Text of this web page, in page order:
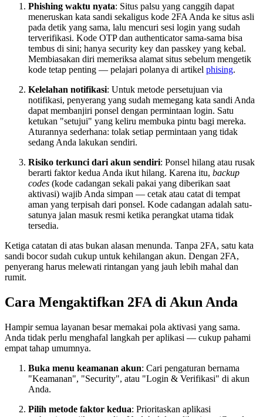
Phishing waktu nyata: Situs palsu yang canggih dapat
meneruskan kata sandi sekaligus kode 2FA Anda ke situs asli
pada detik yang sama, lalu mencuri sesi login yang sudah
terverifikasi. Kode OTP dan authenticator sama-sama bisa
tembus di sini; hanya security key dan passkey yang kebal.
Membiasakan diri memeriksa alamat situs sebelum mengetik
kode tetap penting — pelajari polanya di artikel phising.
Kelelahan notifikasi: Untuk metode persetujuan via
notifikasi, penyerang yang sudah memegang kata sandi Anda
dapat membanjiri ponsel dengan permintaan login. Satu
ketukan "setujui" yang keliru membuka pintu bagi mereka.
Aturannya sederhana: tolak setiap permintaan yang tidak
sedang Anda lakukan sendiri.
Risiko terkunci dari akun sendiri: Ponsel hilang atau rusak
berarti faktor kedua Anda ikut hilang. Karena itu, backup
codes (kode cadangan sekali pakai yang diberikan saat
aktivasi) wajib Anda simpan — cetak atau catat di tempat
aman yang terpisah dari ponsel. Kode cadangan adalah satu-
satunya jalan masuk resmi ketika perangkat utama tidak
tersedia.
Ketiga catatan di atas bukan alasan menunda. Tanpa 2FA, satu kata
sandi bocor sudah cukup untuk kehilangan akun. Dengan 2FA,
penyerang harus melewati rintangan yang jauh lebih mahal dan
rumit.
Cara Mengaktifkan 2FA di Akun Anda
Hampir semua layanan besar memakai pola aktivasi yang sama.
Anda tidak perlu menghafal langkah per aplikasi — cukup pahami
empat tahap umumnya.
Buka menu keamanan akun: Cari pengaturan bernama
"Keamanan", "Security", atau "Login & Verifikasi" di akun
Anda.
Pilih metode faktor kedua: Prioritaskan aplikasi